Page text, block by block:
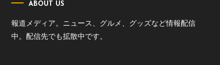
ABOUT US
報道メディア。ニュース、グルメ、グッズなど情報配信
中。配信先でも拡散中です。